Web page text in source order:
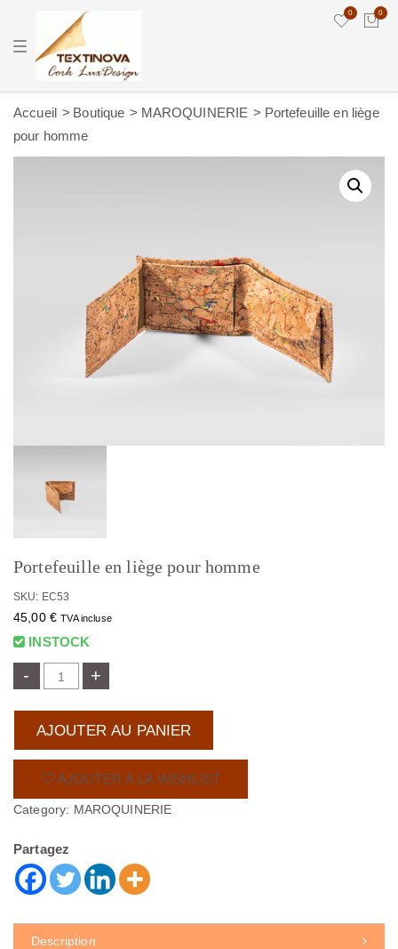
T
e
a
0 0
Accueil Boutique MAROQUINERIE
Portefeuille en liège
pour homme
Portefeuille en liège pour homme
SKU: EC53
45,00 € TVA incluse
INSTOCK
- +
AJOUTER AU PANIER
AJOUTER À LA WISHLIST
Category: MAROQUINERIE
Partagez
Description